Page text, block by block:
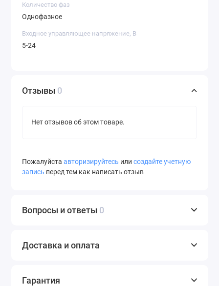
Количество фаз
Однофазное
Входное управляющее напряжение, В
5-24
Отзывы 0
Нет отзывов об этом товаре.
Пожалуйста авторизируйтесь или создайте учетную
запись перед тем как написать отзыв
Вопросы и ответы 0
Доставка и оплата
Гарантия